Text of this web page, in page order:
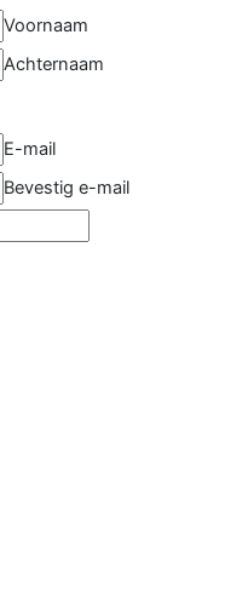
Voornaam
Achternaam
E-mail
Bevestig e-mail